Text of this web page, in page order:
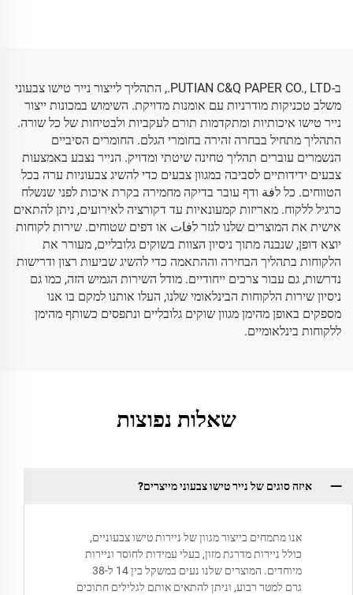
ב-PUTIAN C&Q PAPER CO., LTD., התהליך לייצור נייר טישו צבעוני
משלב טכניקות מודרניות עם אומנות מדויקת. השימוש במכונות ייצור
נייר טישו איכותיות ומתקדמות תורם לעקביות ולבטיחות של כל שורה.
התהליך מתחיל בבחרה זהירה בחומרי הגלם. החומרים הסיביים
הנשמרים עוברים תהליך טחינה שיטתי ומדויק. הנייר נצבע באמצעות
צבעים ידידותיים לסביבה במגוון צבעים כדי להשיג צבעוניות ערה בכל
הטווחים. כל לفة ודף עובר בדיקה מחמירה בקרת איכות לפני שנשלח
כרגיל ללקוח. מאריזות קמעונאיות עד דקורציה לאירועים, ניתן להתאים
אישית את המוצרים שלנו לגזר לفات או דפים שטוחים. שירות לקוחות
יוצא דופן, שנבנה מתוך ניסיון הצוות בשוקים גלובליים, מעורר את
הלקוחות בתהליך הבחירה וההתאמה כדי להשיג שביעות רצון ודרישות
נדרשות, גם עבור צרכים ייחודיים. מודל השירות הגמיש הזה, כמו גם
ניסיון שירות הלקוחות הבינלאומי שלנו, העלו אותנו למקם בו אנו
מספקים באופן מהימן מגוון שוקים גלובליים ונתפסים כשותף מהימן
ללקוחות בינלאומיים.
שאלות נפוצות
איזה סוגים של נייר טישו צבעוני מייצרים?
אנו מתמחים בייצור מגוון של ניירות טישו צבעוניים,
כולל ניירות מדרגת מזון, בעלי עמידות לחוסר וניירות
מיוחדים. המוצרים שלנו נעים במשקל בין 14 ל-38
גרם למטר רבוע, וניתן להתאים אותם לגלילים חתוכים